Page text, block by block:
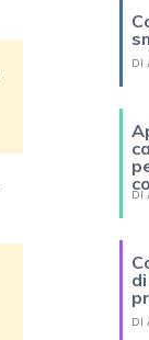
DI
DI
DI